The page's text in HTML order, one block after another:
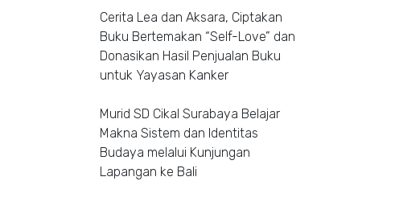
Cerita Lea dan Aksara, Ciptakan
Buku Bertemakan “Self-Love” dan
Donasikan Hasil Penjualan Buku
untuk Yayasan Kanker
Murid SD Cikal Surabaya Belajar
Makna Sistem dan Identitas
Budaya melalui Kunjungan
Lapangan ke Bali